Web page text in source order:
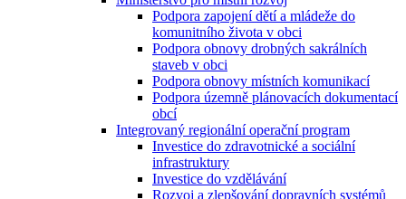
Podpora zapojení dětí a mládeže do
komunitního života v obci
Podpora obnovy drobných sakrálních
staveb v obci
Podpora obnovy místních komunikací
Podpora územně plánovacích dokumentací
obcí
Integrovaný regionální operační program
Investice do zdravotnické a sociální
infrastruktury
Investice do vzdělávání
Rozvoj a zlepšování dopravních systémů